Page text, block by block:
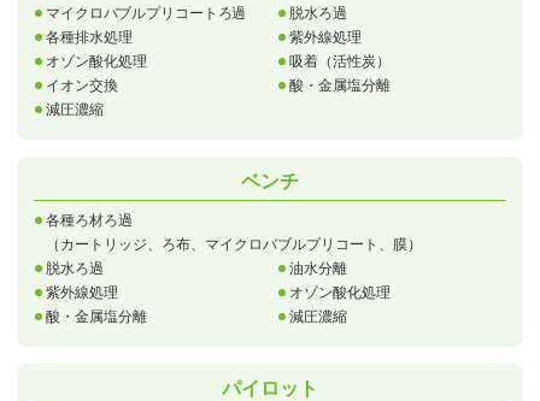
マイクロバブルプリコートろ過
脱水ろ過
各種排水処理
紫外線処理
オゾン酸化処理
吸着（活性炭）
イオン交換
酸・金属塩分離
減圧濃縮
ベンチ
各種ろ材ろ過
（カートリッジ、ろ布、マイクロバブルプリコート、膜）
脱水ろ過
油水分離
紫外線処理
オゾン酸化処理
酸・金属塩分離
減圧濃縮
パイロット